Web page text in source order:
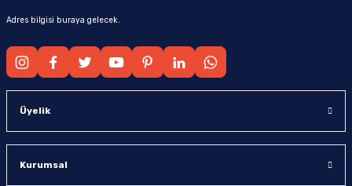
Adres bilgisi buraya gelecek.
Üyelik
Kurumsal